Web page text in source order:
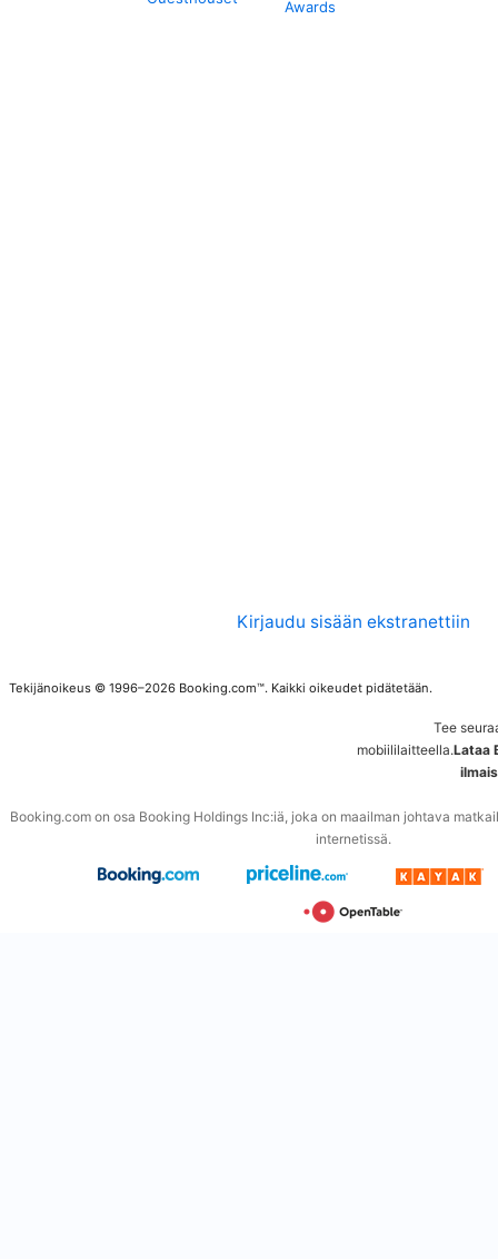
Awards
Kirjaudu sisään ekstranettiin
Tekijänoikeus © 1996–2026 Booking.com™. Kaikki oikeudet pidätetään.
Tee
mobiililaitteella.Lataa
Booking.com on osa Booking Holdings Inc:iä, joka on maailman johtava
internetissä.